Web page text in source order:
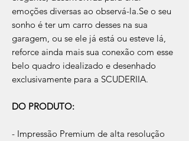
emoções diversas ao observá-la.Se o seu
sonho é ter um carro desses na sua
garagem, ou se ele já está ou esteve lá,
reforce ainda mais sua conexão com esse
belo quadro idealizado e desenhado
exclusivamente para a SCUDERIIA.
DO PRODUTO:
- Impressão Premium de alta resolução